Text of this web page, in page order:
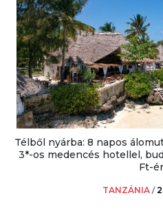
Télből nyárba: 8 napos
3*-os medencés hotellel,
Ft-
TANZÁNIA /